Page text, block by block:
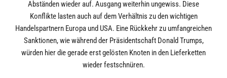
Abständen wieder auf. Ausgang weiterhin ungewiss. Diese
Konflikte lasten auch auf dem Verhältnis zu den wichtigen
Handelspartnern Europa und USA. Eine Rückkehr zu umfangreichen
Sanktionen, wie während der Präsidentschaft Donald Trumps,
würden hier die gerade erst gelösten Knoten in den Lieferketten
wieder festschnüren.